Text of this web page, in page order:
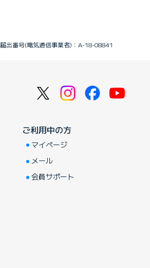
届出番号(電気通信事業者)：A-18-08841
ご利用中の方
マイページ
メール
会員サポート